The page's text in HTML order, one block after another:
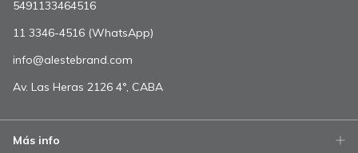
5491133464516
11 3346-4516 (WhatsApp)
info@alestebrand.com
Av. Las Heras 2126 4°, CABA
Más info